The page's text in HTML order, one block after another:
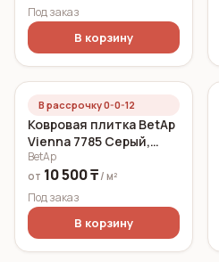
Под заказ
В корзину
В рассрочку 0-0-12
Ковровая плитка BetAp
Vienna 7785 Серый,
красный, белый 5,9 мм
BetAp
от 10 500 ₸ / м²
Под заказ
В корзину